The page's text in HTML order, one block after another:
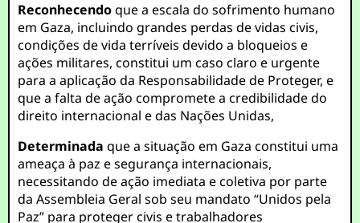
Reconhecendoque a escala do sofrimento humano
em Gaza, incluindo grandes perdas de vidas civis,
condições de vida terríveis devido a bloqueios e
ações militares, constitui um caso claro e urgente
para a aplicação da Responsabilidade de Proteger, e
que a falta de ação compromete a credibilidade do
direito internacional e das Nações Unidas,
Determinada que a situação em Gaza constitui uma
ameaça à paz e segurança internacionais,
necessitando de ação imediata e coletiva por parte
da Assembleia Geral sob seu mandato “Unidos pela
Paz” para proteger civis e trabalhadores